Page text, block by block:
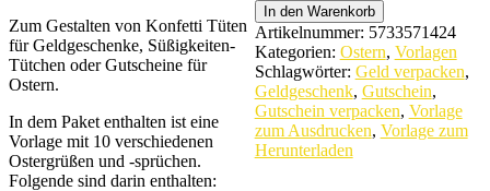
Vorlage
zum
Ausdrucken
quantity
In den Warenkorb
Artikelnummer: 5733571424
Kategorien: Ostern, Vorlagen
Schlagwörter: Geld verpacken,
Geldgeschenk, Gutschein,
Gutschein verpacken, Vorlage
zum Ausdrucken, Vorlage zum
Herunterladen
Zum Gestalten von Konfetti Tüten
für Geldgeschenke, Süßigkeiten-
Tütchen oder Gutscheine für
Ostern.
In dem Paket enthalten ist eine
Vorlage mit 10 verschiedenen
Ostergrüßen und -sprüchen.
Folgende sind darin enthalten: